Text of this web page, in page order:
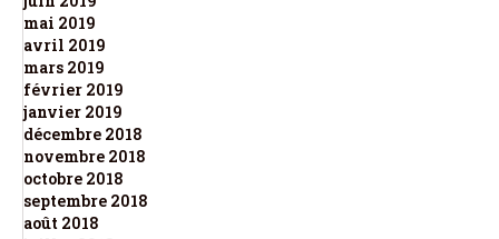
mai 2019
avril 2019
mars 2019
février 2019
janvier 2019
décembre 2018
novembre 2018
octobre 2018
septembre 2018
août 2018